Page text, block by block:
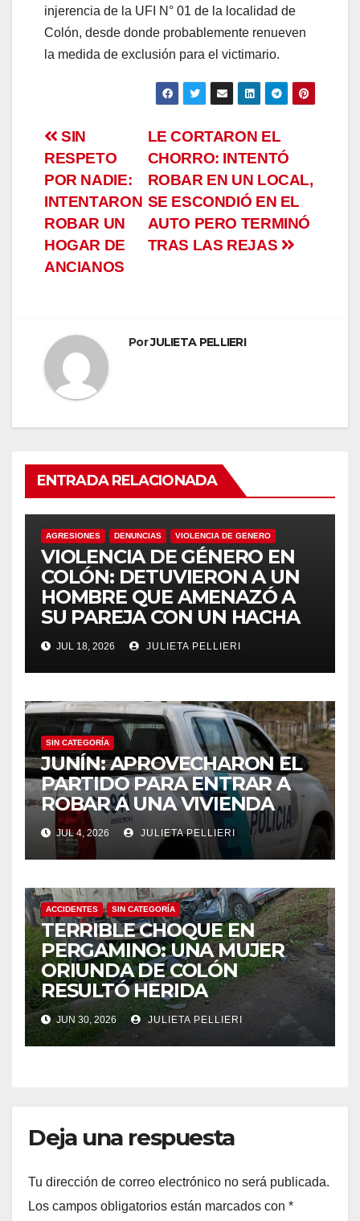
injerencia de la UFI N° 01 de la localidad de
Colón, desde donde probablemente renueven
la medida de exclusión para el victimario.
Navegación
de
entradas
LE CORTARON EL
CHORRO: INTENTÓ
ROBAR EN UN LOCAL,
SE ESCONDIÓ EN EL
AUTO PERO TERMINÓ
TRAS LAS REJAS
SIN
RESPETO
POR NADIE:
INTENTARON
ROBAR UN
HOGAR DE
ANCIANOS
PorJULIETA PELLIERI
ENTRADA RELACIONADA
AGRESIONES DENUNCIAS VIOLENCIA DE GENERO
VIOLENCIA DE GÉNERO EN
COLÓN: DETUVIERON A UN
HOMBRE QUE AMENAZÓ A
SU PAREJA CON UN HACHA
JUL 18, 2026 JULIETA PELLIERI
SIN CATEGORÍA
JUNÍN: APROVECHARON EL
PARTIDO PARA ENTRAR A
ROBAR A UNA VIVIENDA
JUL 4, 2026 JULIETA PELLIERI
ACCIDENTES SIN CATEGORÍA
TERRIBLE CHOQUE EN
PERGAMINO: UNA MUJER
ORIUNDA DE COLÓN
RESULTÓ HERIDA
JUN 30, 2026 JULIETA PELLIERI
Deja una respuesta
Tu dirección de correo electrónico no será publicada.
Los campos obligatorios están marcados con *